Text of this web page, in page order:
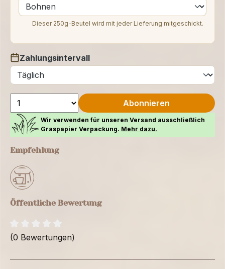
Dieser 250g-Beutel wird mit jeder Lieferung mitgeschickt.
Zahlungsintervall
auswählen
Abonnieren
Wir verwenden für unseren Versand ausschließlich
Graspapier Verpackung. Mehr dazu.
Empfehlung
Öffentliche Bewertung
(0 Bewertungen)